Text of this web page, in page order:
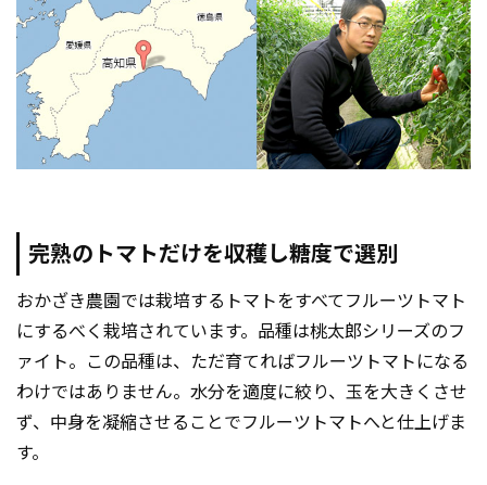
完熟のトマトだけを収穫し糖度で選別
おかざき農園では栽培するトマトをすべてフルーツトマト
にするべく栽培されています。品種は桃太郎シリーズのフ
ァイト。この品種は、ただ育てればフルーツトマトになる
わけではありません。水分を適度に絞り、玉を大きくさせ
ず、中身を凝縮させることでフルーツトマトへと仕上げま
す。